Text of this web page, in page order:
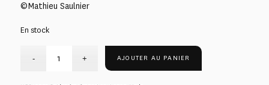
©Mathieu Saulnier
En stock
AJOUTER AU PANIER